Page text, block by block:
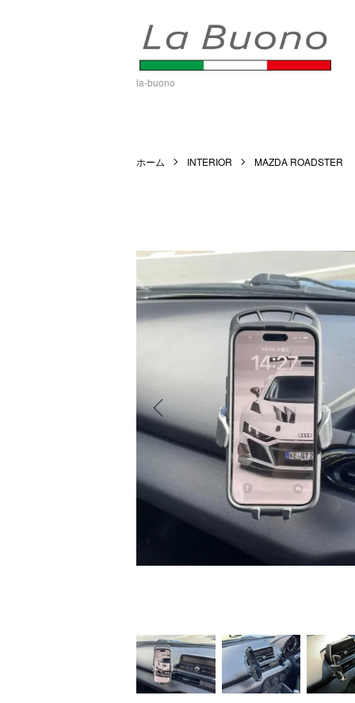
la-buono
ホーム INTERIOR MAZDA ROADSTER